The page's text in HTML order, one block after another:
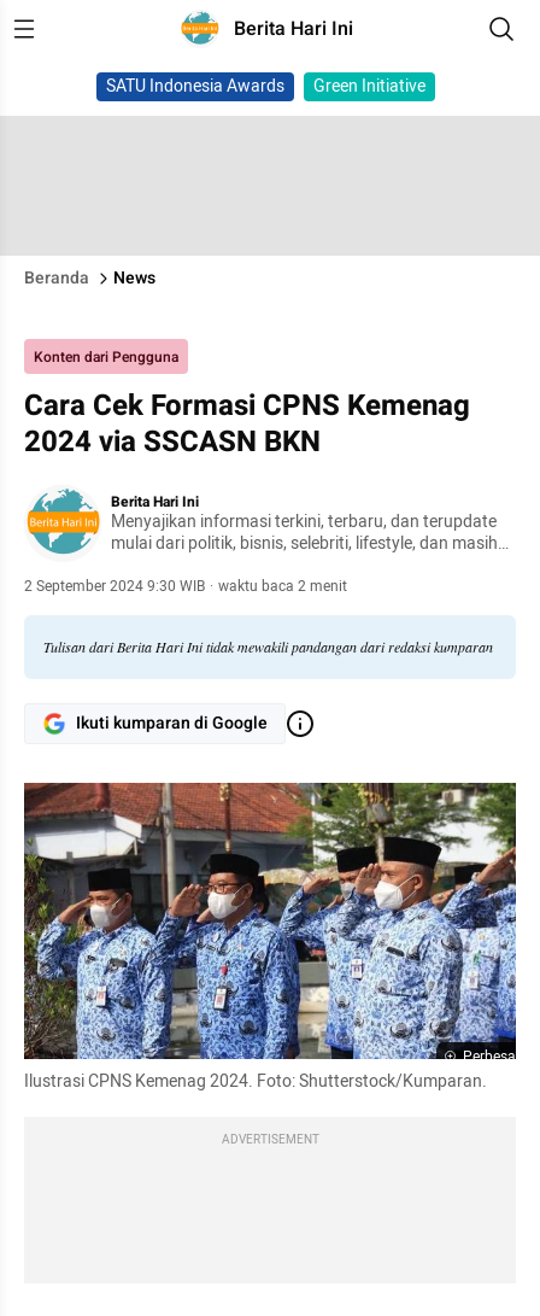
Berita Hari Ini
SATU Indonesia Awards Green Initiative
Beranda News
Konten dari Pengguna
Cara Cek Formasi CPNS Kemenag
2024 via SSCASN BKN
Berita Hari Ini
Menyajikan informasi terkini, terbaru, dan terupdate
mulai dari politik, bisnis, selebriti, lifestyle, dan masih
2 September 2024 9:30 WIB · waktu baca 2 menit
Tulisan dari Berita Hari Ini tidak mewakili pandangan dari redaksi kumparan
Ikuti kumparan di Google
Perbesar
Ilustrasi CPNS Kemenag 2024. Foto: Shutterstock/Kumparan.
ADVERTISEMENT